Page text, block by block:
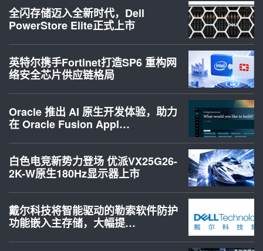
全闪存储迈入全新时代，Dell
PowerStore Elite正式上市
英特尔携手Fortinet打造SP6 重构网
络安全芯片供应链格局
Oracle 推出 AI 原生开发体验，助力
在 Oracle Fusion Appl…
白色电竞新势力登场 优派VX25G26-
2K-W原生180Hz显示器上市
戴尔科技将智能驱动的勒索软件防护
功能嵌入主存储，大幅提…